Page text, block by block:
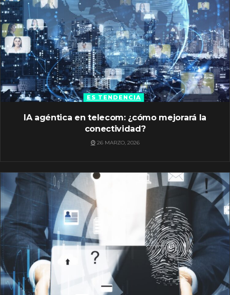
ES TENDENCIA
IA agéntica en telecom: ¿cómo mejorará la
conectividad?
26 MARZO, 2026